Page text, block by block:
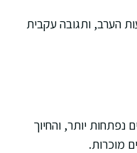
הערב, ותגובה עקבית
נפתחות יותר, והחיוך
מוכרות.